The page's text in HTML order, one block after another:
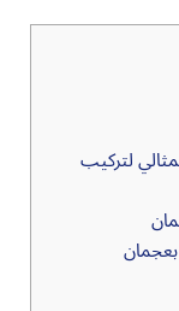
لتركيب